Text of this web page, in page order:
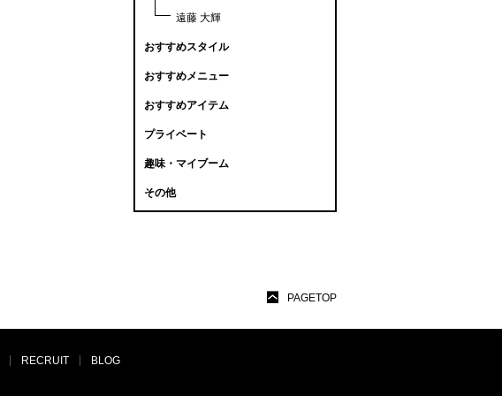
遠藤 大輝
おすすめスタイル
おすすめメニュー
おすすめアイテム
プライベート
趣味・マイブーム
その他
PAGETOP
RECRUIT BLOG